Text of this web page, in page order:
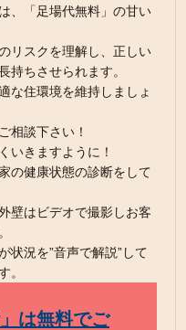
、「足場代無料」の甘い
リスクを理解し、正しい
持ちさせられます。
な住環境を維持しましょ
相談下さい！
いきますように！
の健康状態の診断をして
壁はビデオで撮影しお客
状況を”音声で解説”して
。
は無料でご